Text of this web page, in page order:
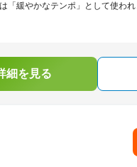
「緩やかなテンポ」として使われ
細を見る